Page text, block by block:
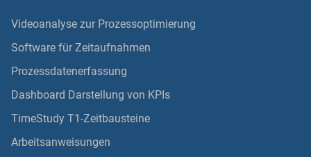
Videoanalyse zur Prozessoptimierung
Software für Zeitaufnahmen
Prozessdatenerfassung
Dashboard Darstellung von KPIs
TimeStudy T1-Zeitbausteine
Arbeitsanweisungen